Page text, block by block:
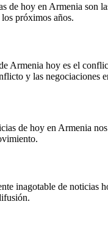
de hoy en Armenia son
próximos años.
Armenia hoy es el
y las negociaciones
de hoy en Armenia
inagotable de noticias